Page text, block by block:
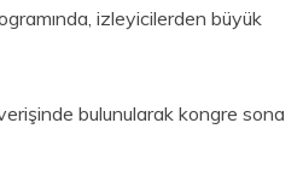
izleyicilerden büyük
bulunularak kongre sona